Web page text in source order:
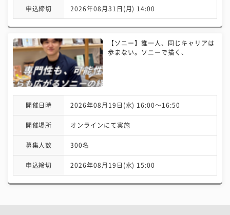
申込締切 2026年08月31日(月) 14:00
【ソニー】誰一人、同じキャリアは
歩まない。ソニーで描く、
開催日時 2026年08月19日(水) 16:00〜16:50
開催場所 オンラインにて実施
募集人数 300名
申込締切 2026年08月19日(水) 15:00